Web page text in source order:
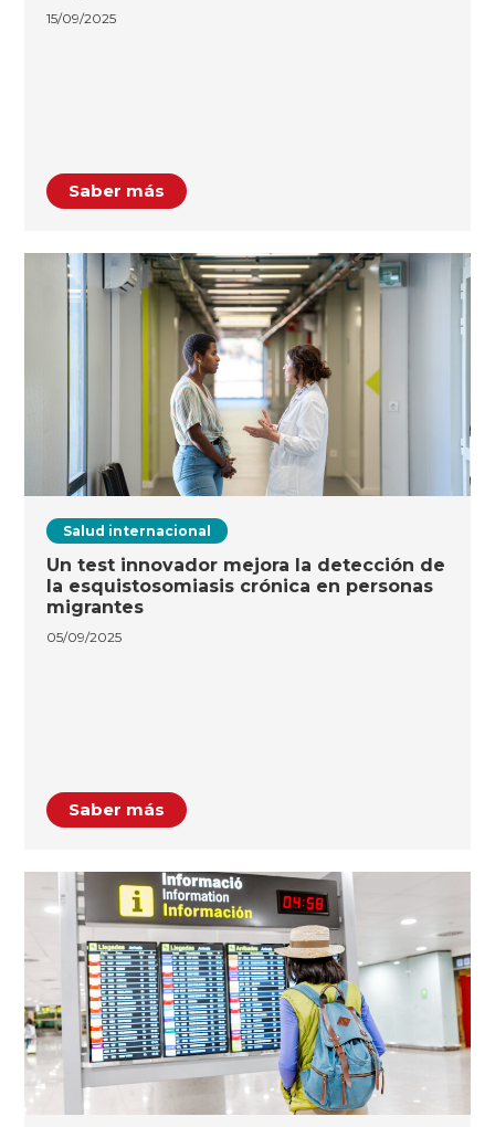
15/09/2025
Saber más
Salud internacional
Un test innovador mejora la detección de
la esquistosomiasis crónica en personas
migrantes
05/09/2025
Saber más